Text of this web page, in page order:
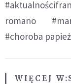
romano
#choroba
WIĘCEJ W: